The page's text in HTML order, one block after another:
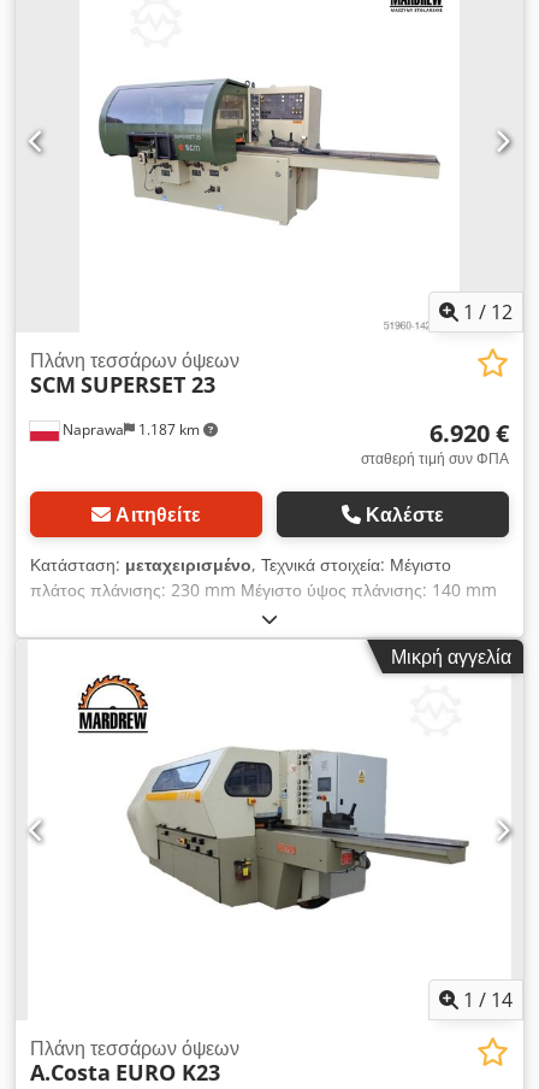
atm Ηλεκτρική ανύψωση σώματος Τροφοδοσία: 380 V
Συνολική ισχύς: 31 kW Συνολικές διαστάσεις: Μήκος: 4000
mm Πλάτος: 1740 mm Ύψος: 1730 mm Dksdpfx Aijv Hzh Do
Uer
1 / 12
Naprawa 1.187 km
Πλάνη τεσσάρων όψεων
SCM SUPERSET 23
6.920 €
σταθερή τιμή συν ΦΠΑ
Αιτηθείτε Καλέστε
Κατάσταση: μεταχειρισμένο, Τεχνικά στοιχεία: Μέγιστο
πλάτος πλάνισης: 230 mm Μέγιστο ύψος πλάνισης: 140 mm
Διάμετρος ατράκτου: 40 mm Αριθμός ατράκτων: 4 Αλληλουχία
ατράκτων: 5,5 kW δεξιά + αριστερά 11 kW πάνω 7,5 kW
Τροφοδοσία 3 kW Dkedpfxoqv Awis Ai Usr Χειροκίνητη
ρύθμιση όλων των κεφαλών Αριθμός χαλύβδινων κυλίνδρων
έλξης κορυφής: 4 Αριθμός άνω ελαστικών κυλίνδρων έλξης: 1 1
κύλινδρος από καουτσούκ στην κορυφή Διάμετρος
ακροδεκτών εξαγωγής: 130/150 mm Απεριόριστα
ρυθμιζόμενος ρυθμός τροφοδοσίας: 4-26 m/min Τροφοδοσία
σε ακρόμπαρα Αντλία λίπανσης του τραπεζιού εργασίας Πίεση:
6 atm. Ηλεκτρική ανύψωση του σώματος Τροφοδοσία: 400 V
Συνολικές διαστάσεις: Μήκος: 4180 mm Πλάτος: 1720 mm
Μικρή αγγελία
1 / 14
Πλάνη τεσσάρων όψεων
A.Costa EURO K23